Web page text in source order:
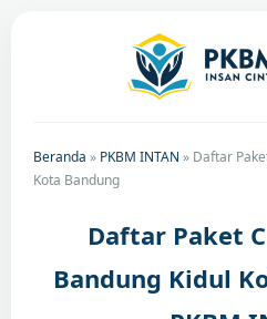
Beranda » PKBM INTAN » Daftar
Kota Bandung
Daftar Paket
Bandung Kidul